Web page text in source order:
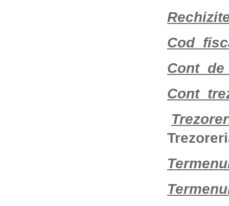
Cod
Cont de
Cont